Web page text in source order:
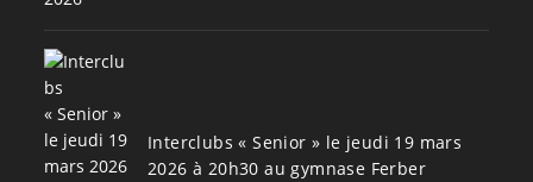
Interclubs « Senior » le jeudi 19 mars
2026 à 20h30 au gymnase Ferber